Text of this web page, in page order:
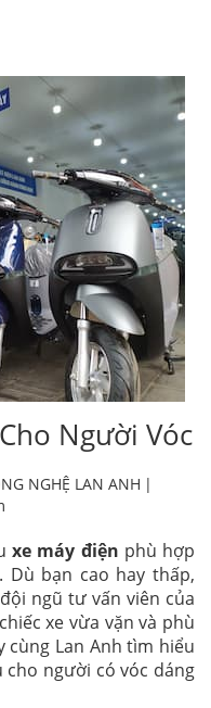
Người Vóc
NGHỆ LAN ANH |
xe máy điện phù hợp
bạn cao hay thấp,
ngũ tư vấn viên của
xe vừa vặn và phù
cùng Lan Anh tìm hiểu
cho người có vóc dáng